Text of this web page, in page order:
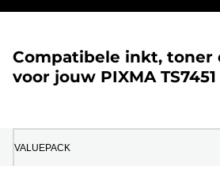
Compatibele inkt, toner
voor jouw PIXMA TS7451
VALUEPACK